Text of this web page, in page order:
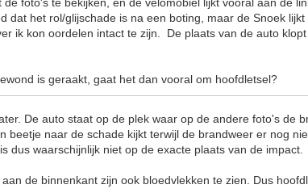
dat het rol/glijschade is na een boting, maar de Snoek lijkt
ik kon oordelen intact te zijn. De plaats van de auto
is geraakt, gaat het dan vooral om hoofdletsel?
De auto staat op de plek waar op de andere foto's de
beetje naar de schade kijkt terwijl de brandweer er nog
dus waarschijnlijk niet op de exacte plaats van de impact.
de binnenkant zijn ook bloedvlekken te zien. Dus